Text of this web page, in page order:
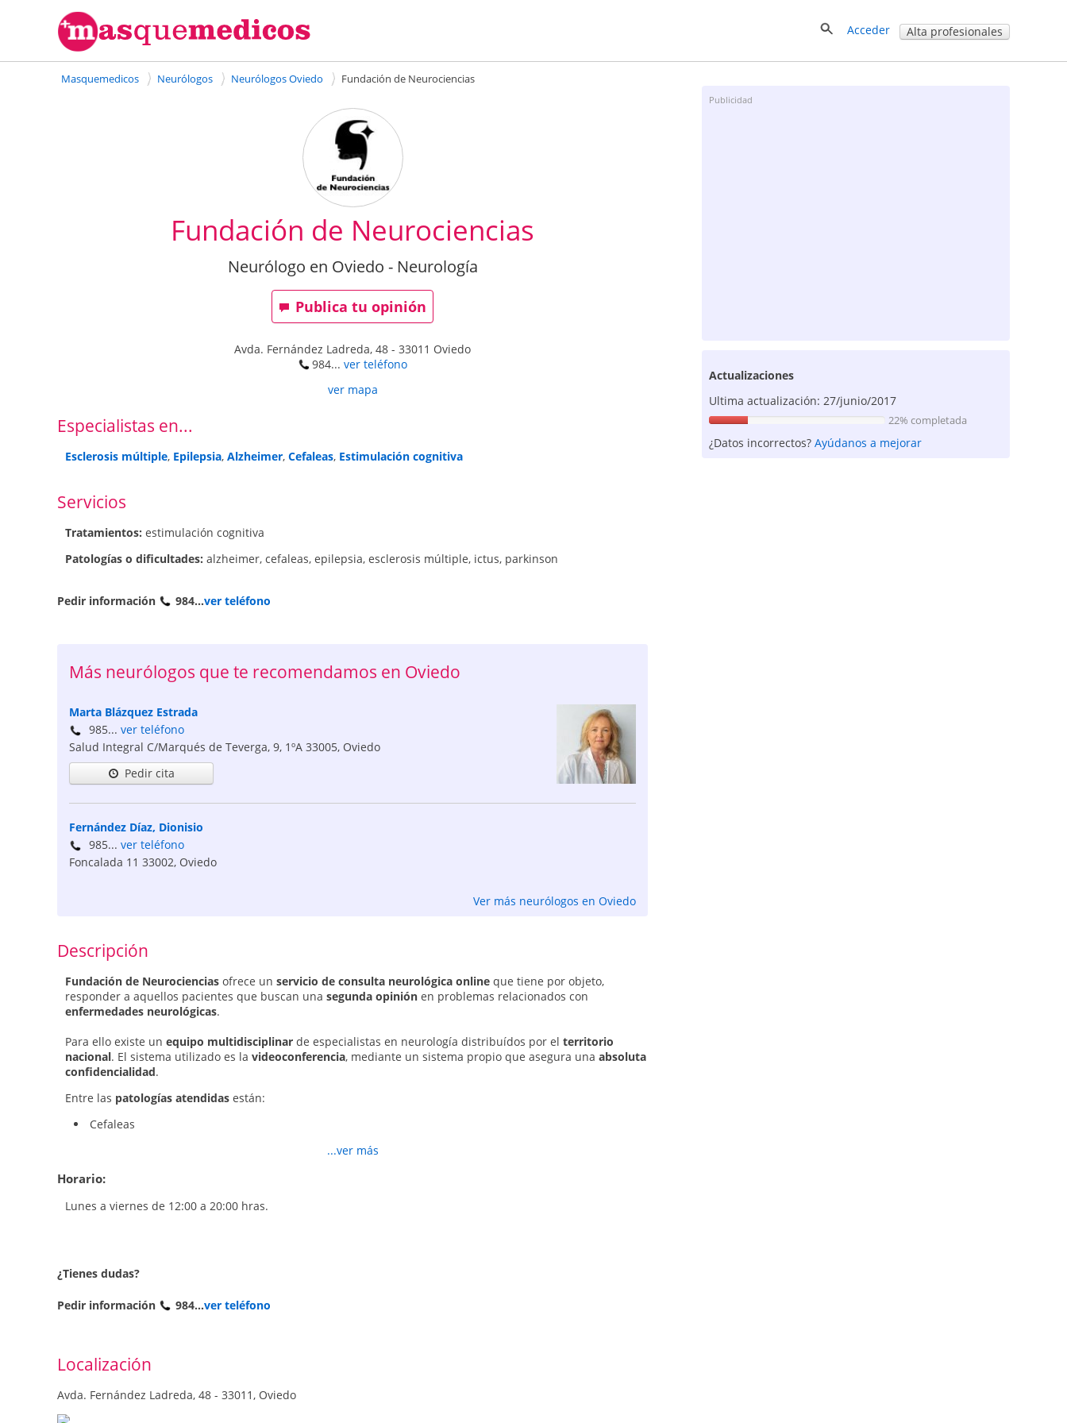
Acceder Alta profesionales
Masquemedicos Neurólogos Neurólogos Oviedo Fundación de Neurociencias
Fundación de Neurociencias
Neurólogo en Oviedo - Neurología
Publica tu opinión
Avda. Fernández Ladreda, 48 - 33011 Oviedo
984... ver teléfono
ver mapa
Especialistas en...
Esclerosis múltiple, Epilepsia, Alzheimer, Cefaleas, Estimulación cognitiva
Servicios
Tratamientos: estimulación cognitiva
Patologí­as o dificultades: alzheimer, cefaleas, epilepsia, esclerosis múltiple, ictus, parkinson
Pedir información 984...ver teléfono
Más neurólogos que te recomendamos en Oviedo
Marta Blázquez Estrada
985... ver teléfono
Salud Integral C/Marqués de Teverga, 9, 1ºA 33005, Oviedo
Pedir cita
Fernández Díaz, Dionisio
985... ver teléfono
Foncalada 11 33002, Oviedo
Ver más neurólogos en Oviedo
Descripción
Fundación de Neurociencias ofrece un servicio de consulta neurológica online que tiene por objeto,
responder a aquellos pacientes que buscan una segunda opinión en problemas relacionados con
enfermedades neurológicas.
Para ello existe un equipo multidisciplinar de especialistas en neurología distribuídos por el territorio
nacional. El sistema utilizado es la videoconferencia, mediante un sistema propio que asegura una absoluta
confidencialidad.
Entre las patologías atendidas están:
Cefaleas
Esclerosis
Estimulación cognitiva
Ictus
...ver más
Horario:
Lunes a viernes de 12:00 a 20:00 hras.
¿Tienes dudas?
Pedir información 984...ver teléfono
Localización
Avda. Fernández Ladreda, 48 - 33011, Oviedo
Publicidad
Actualizaciones
Ultima actualización: 27/junio/2017
22% completada
¿Datos incorrectos?Ayúdanos a mejorar